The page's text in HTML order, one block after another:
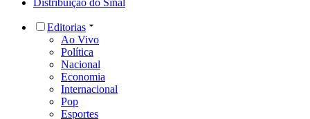
Distribuição do Sinal
Editorias
Ao Vivo
Política
Nacional
Economia
Internacional
Pop
Esportes